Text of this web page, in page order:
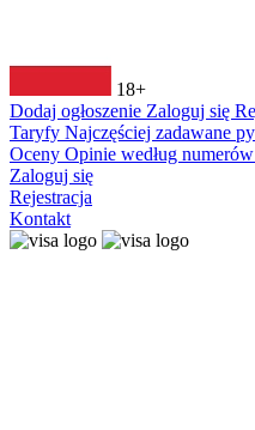
18+
Dodaj ogłoszenie Zaloguj się
Taryfy Najczęściej zadawane
Oceny Opinie według numerów
Zaloguj się
Rejestracja
Kontakt